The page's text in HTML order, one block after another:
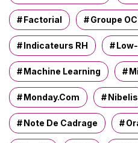
Factorial Groupe
Indicateurs RH
Machine Learning
Monday.com Nibelis
Note De Cadrage